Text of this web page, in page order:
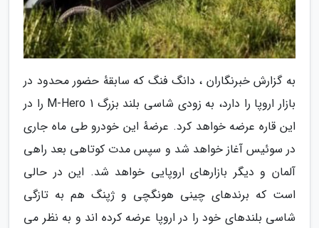
به گزارش خبرنگاران ، دانگ فنگ که سابقهٔ حضور محدود در
بازار اروپا را دارد، به زودی شاسی بلند بزرگ M-Hero 1 را در
این قاره عرضه خواهد کرد. عرضهٔ این خودرو طی ماه جاری
در سوئیس آغاز خواهد شد و سپس مدت کوتاهی بعد راهی
آلمان و دیگر بازارهای اروپایی خواهد شد. این در حالی
است که برندهای چینی هونگچی و ژپنگ هم به تازگی
شاسی بلندهای خود را در اروپا عرضه کرده اند و به نظر می